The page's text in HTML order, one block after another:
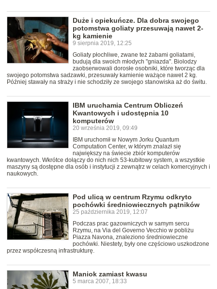
Duże i opiekuńcze. Dla dobra swojego
potomstwa goliaty przesuwają nawet 2-
kg kamienie
9 sierpnia 2019, 12:25
Goliaty płochliwe, zwane też żabami goliatami,
budują dla swoich młodych "gniazda". Biolodzy
zaobserwowali dorosłe osobniki, które tworząc dla
swojego potomstwa sadzawki, przesuwały kamienie ważące nawet 2 kg.
Później stawały na straży i nie schodziły ze swojego stanowiska aż do świtu.
IBM uruchamia Centrum Obliczeń
Kwantowych i udostępnia 10
komputerów
20 września 2019, 09:49
IBM uruchomił w Nowym Jorku Quantum
Computation Center, w którym znalazł się
największy na świecie zbiór komputerów
kwantowych. Wkrótce dołączy do nich nich 53-kubitowy system, a wszystkie
maszyny są dostępne dla osób i instytucji z zewnątrz w celach komercyjnych i
naukowych.
Pod ulicą w centrum Rzymu odkryto
pochówki średniowiecznych pątników
25 października 2019, 12:07
Podczas prac gazowniczych w samym sercu
Rzymu, na Via del Governo Vecchio w pobliżu
Piazza Navona, znaleziono średniowieczne
pochówki. Niestety, były one częściowo uszkodzone
przez współczesną infrastrukturę.
Maniok zamiast kwasu
5 marca 2007, 18:33